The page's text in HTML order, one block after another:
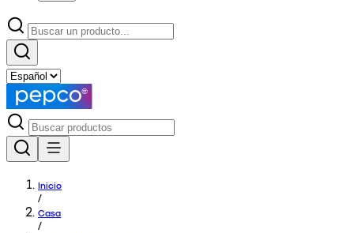
Inicio
/
Casa
/